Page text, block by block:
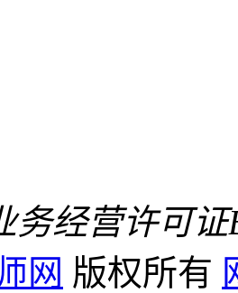
务经营许可证
网 版权所有